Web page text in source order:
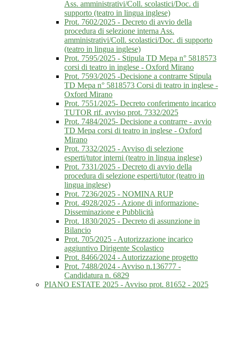
Ass. amministrativi/Coll. scolastici/Doc. di
supporto (teatro in lingua inglese)
Prot. 7602/2025 - Decreto di avvio della
procedura di selezione interna Ass.
amministrativi/Coll. scolastici/Doc. di supporto
(teatro in lingua inglese)
Prot. 7595/2025 - Stipula TD Mepa n° 5818573
corsi di teatro in inglese - Oxford Mirano
Prot. 7593/2025 -Decisione a contrarre Stipula
TD Mepa n° 5818573 Corsi di teatro in inglese -
Oxford Mirano
Prot. 7551/2025- Decreto conferimento incarico
TUTOR rif. avviso prot. 7332/2025
Prot. 7484/2025- Decisione a contrarre - avvio
TD Mepa corsi di teatro in inglese - Oxford
Mirano
Prot. 7332/2025 - Avviso di selezione
esperti/tutor interni (teatro in lingua inglese)
Prot. 7331/2025 - Decreto di avvio della
procedura di selezione esperti/tutor (teatro in
lingua inglese)
Prot. 7236/2025 - NOMINA RUP
Prot. 4928/2025 - Azione di informazione-
Disseminazione e Pubblicità
Prot. 1830/2025 - Decreto di assunzione in
Bilancio
Prot. 705/2025 - Autorizzazione incarico
aggiuntivo Dirigente Scolastico
Prot. 8466/2024 - Autorizzazione progetto
Prot. 7488/2024 - Avviso n.136777 -
Candidatura n. 6829
PIANO ESTATE 2025 - Avviso prot. 81652 - 2025